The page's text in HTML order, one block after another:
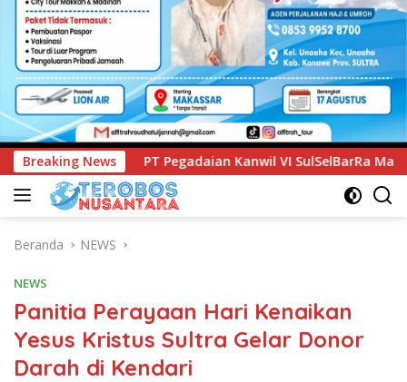
Breaking News
Kanwil VI SulSelBarRa Maluku Luncurkan Program
Beranda NEWS
NEWS
Panitia Perayaan Hari Kenaikan
Yesus Kristus Sultra Gelar Donor
Darah di Kendari